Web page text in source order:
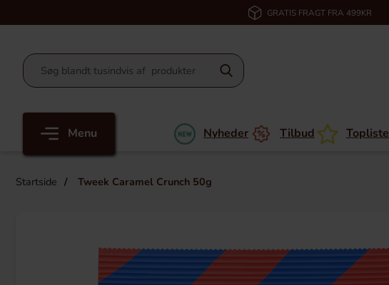
GRATIS FRAGT FRA 499KR
Menu Nyheder Tilbud Topliste
Startside Tweek Caramel Crunch 50g